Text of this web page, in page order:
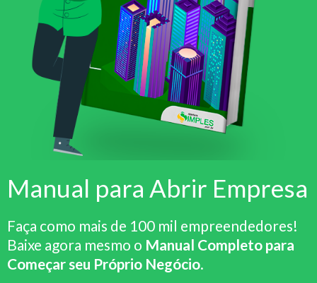
Manual para Abrir Empresa
Faça como mais de 100 mil empreendedores!
Baixe agora mesmo o Manual Completo para
Começar seu Próprio Negócio.